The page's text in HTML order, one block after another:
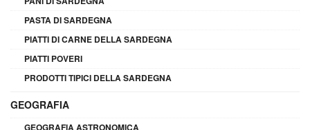
PASTA DI SARDEGNA
PIATTI DI CARNE DELLA SARDEGNA
PIATTI POVERI
PRODOTTI TIPICI DELLA SARDEGNA
GEOGRAFIA
GEOGRAFIA ASTRONOMICA